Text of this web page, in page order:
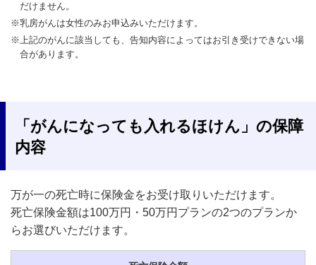
だけません。
※乳房がんは女性のみお申込みいただけます。
※上記のがんに該当しても、告知内容によってはお引き受けできない場
合があります。
「がんになっても入れるほけん」の保障
内容
万が一の死亡時に保険金をお受け取りいただけます。
死亡保険金額は100万円・50万円プランの2つのプランか
らお選びいただけます。